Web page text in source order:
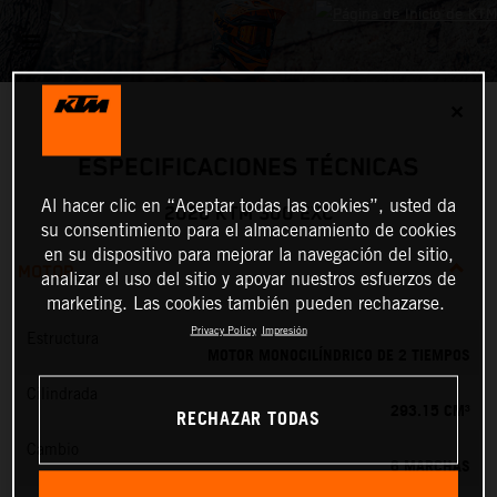
2026 KTM 300 EXC
MOTOR
6 MARCHAS
Al hacer clic en “Aceptar todas las cookies”, usted da
su consentimiento para el almacenamiento de cookies
en su dispositivo para mejorar la navegación del sitio,
analizar el uso del sitio y apoyar nuestros esfuerzos de
marketing. Las cookies también pueden rechazarse.
Privacy Policy Impresión
RECHAZAR TODAS